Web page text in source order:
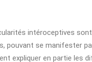
intéroceptives
pouvant se manifester
expliquer en partie les